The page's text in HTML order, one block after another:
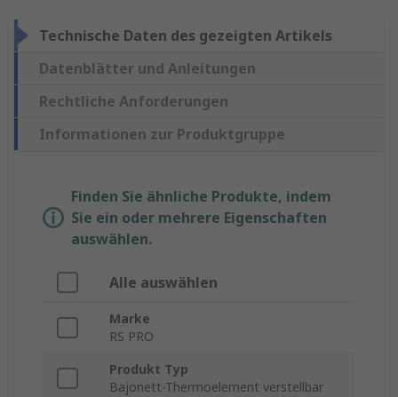
Technische Daten des gezeigten Artikels
Datenblätter und Anleitungen
Rechtliche Anforderungen
Informationen zur Produktgruppe
Finden Sie ähnliche Produkte, indem
Sie ein oder mehrere Eigenschaften
auswählen.
Alle auswählen
Marke
RS PRO
Produkt Typ
Bajonett-Thermoelement verstellbar